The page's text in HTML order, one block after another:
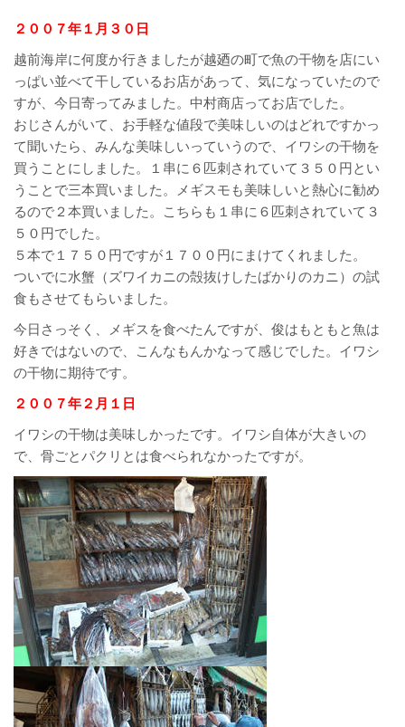
２００７年１月３０日
越前海岸に何度か行きましたが越廼の町で魚の干物を店にい
っぱい並べて干しているお店があって、気になっていたので
すが、今日寄ってみました。中村商店ってお店でした。
おじさんがいて、お手軽な値段で美味しいのはどれですかっ
て聞いたら、みんな美味しいっていうので、イワシの干物を
買うことにしました。１串に６匹刺されていて３５０円とい
うことで三本買いました。メギスモも美味しいと熱心に勧め
るので２本買いました。こちらも１串に６匹刺されていて３
５０円でした。
５本で１７５０円ですが１７００円にまけてくれました。
ついでに水蟹（ズワイカニの殻抜けしたばかりのカニ）の試
食もさせてもらいました。
今日さっそく、メギスを食べたんですが、俊はもともと魚は
好きではないので、こんなもんかなって感じでした。イワシ
の干物に期待です。
２００７年２月１日
イワシの干物は美味しかったです。イワシ自体が大きいの
で、骨ごとパクリとは食べられなかったですが。